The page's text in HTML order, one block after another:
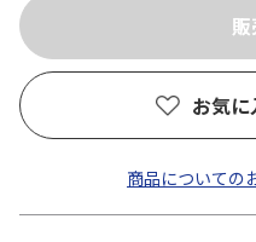
お気
商品についての